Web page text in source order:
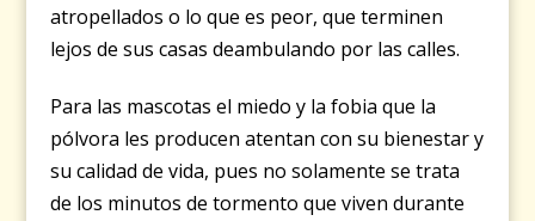
atropellados o lo que es peor, que terminen
lejos de sus casas deambulando por las calles.
Para las mascotas el miedo y la fobia que la
pólvora les producen atentan con su bienestar y
su calidad de vida, pues no solamente se trata
de los minutos de tormento que viven durante